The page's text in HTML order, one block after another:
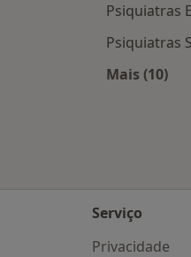
Psiquiatras
Psiquiatras
Mais (10)
Serviço
Privacidade